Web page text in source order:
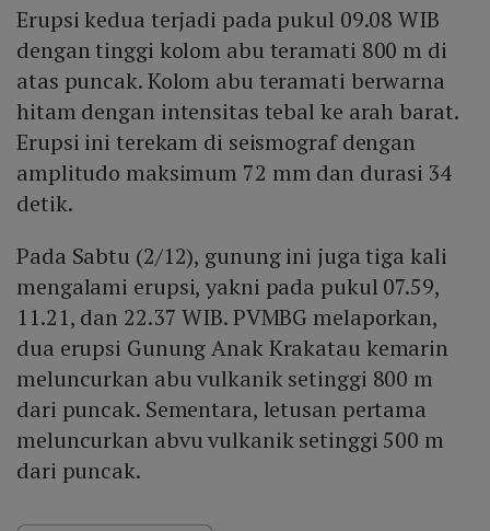
Erupsi kedua terjadi pada pukul 09.08 WIB
dengan tinggi kolom abu teramati 800 m di
atas puncak. Kolom abu teramati berwarna
hitam dengan intensitas tebal ke arah barat.
Erupsi ini terekam di seismograf dengan
amplitudo maksimum 72 mm dan durasi 34
detik.
Pada Sabtu (2/12), gunung ini juga tiga kali
mengalami erupsi, yakni pada pukul 07.59,
11.21, dan 22.37 WIB. PVMBG melaporkan,
dua erupsi Gunung Anak Krakatau kemarin
meluncurkan abu vulkanik setinggi 800 m
dari puncak. Sementara, letusan pertama
meluncurkan abvu vulkanik setinggi 500 m
dari puncak.